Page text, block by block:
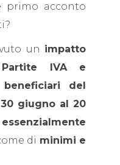
primo acconto
un impatto
Partite IVA e
del
giugno al 20
essenzialmente
di minimi e